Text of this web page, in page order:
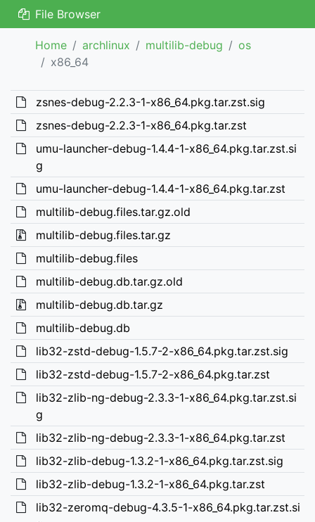
File Browser
Home archlinux multilib-debug
os
x86_64
zsnes-debug-2.2.3-1-x86_64.pkg.tar.zst.sig
zsnes-debug-2.2.3-1-x86_64.pkg.tar.zst
umu-launcher-debug-1.4.4-1-x86_64.pkg.tar.zst.si
g
umu-launcher-debug-1.4.4-1-x86_64.pkg.tar.zst
multilib-debug.files.tar.gz.old
multilib-debug.files.tar.gz
multilib-debug.files
multilib-debug.db.tar.gz.old
multilib-debug.db.tar.gz
multilib-debug.db
lib32-zstd-debug-1.5.7-2-x86_64.pkg.tar.zst.sig
lib32-zstd-debug-1.5.7-2-x86_64.pkg.tar.zst
lib32-zlib-ng-debug-2.3.3-1-x86_64.pkg.tar.zst.si
g
lib32-zlib-ng-debug-2.3.3-1-x86_64.pkg.tar.zst
lib32-zlib-debug-1.3.2-1-x86_64.pkg.tar.zst.sig
lib32-zlib-debug-1.3.2-1-x86_64.pkg.tar.zst
lib32-zeromq-debug-4.3.5-1-x86_64.pkg.tar.zst.si